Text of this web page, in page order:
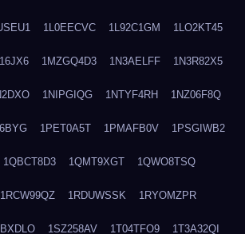
1L0EECVC 1L92C1GM 1LO2KT45
1MZGQ4D3 1N3AELFF 1N3R82X5
1NIPGIQG 1NTYF4RH 1NZ06F8Q
1PET0A5T 1PMAFB0V 1PSGIWB2
1QBCT8D3 1QMT9XGT 1QWO8TSQ
1RCW99QZ 1RDUWSSK 1RYOMZPR
1SZ258AV 1T04TFO9 1T3A32QI